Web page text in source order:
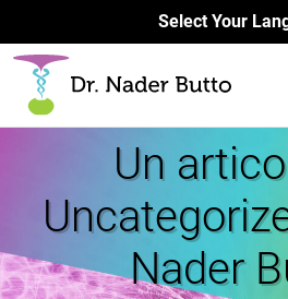
Select Your
Un
Nader